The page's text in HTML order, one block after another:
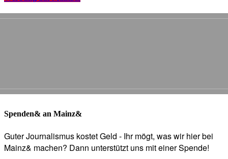
Spenden& an Mainz&
Guter Journalismus kostet Geld - Ihr mögt, was wir hier bei
Mainz& machen? Dann unterstützt uns mit einer Spende!